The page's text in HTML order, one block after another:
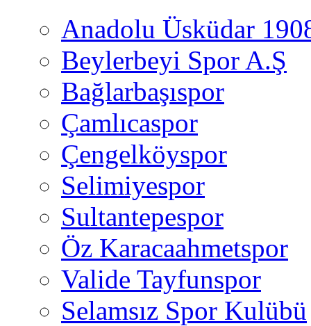
Anadolu Üsküdar
Beylerbeyi Spor A.Ş
Bağlarbaşıspor
Çamlıcaspor
Çengelköyspor
Selimiyespor
Sultantepespor
Öz Karacaahmetspor
Valide Tayfunspor
Selamsız Spor Kulübü